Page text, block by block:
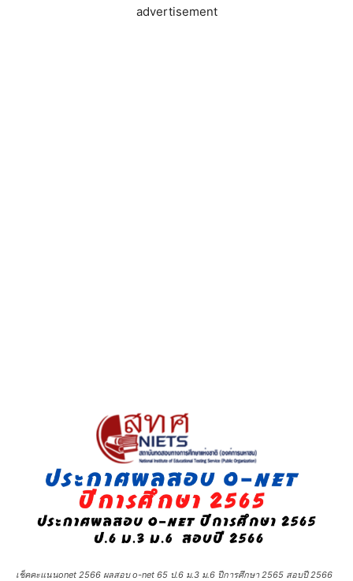
advertisement
เช็คคะแนนonet 2566 ผลสอบ o-net 65 ป.6 ม.3 ม.6 ปีการศึกษา 2565 สอบปี 2566